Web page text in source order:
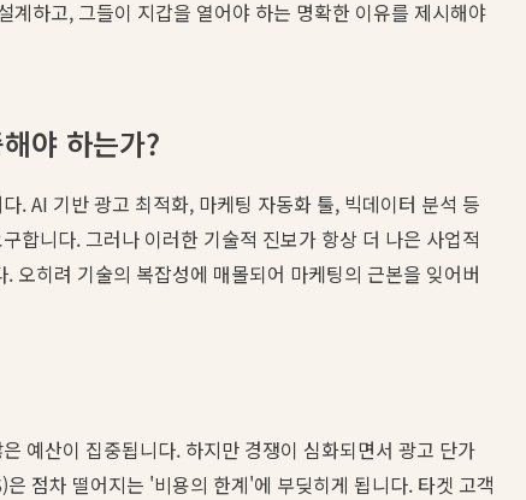
계하고, 그들이 지갑을 열어야 하는 명확한 이유를 제시해야
야 하는가?
. AI 기반 광고 최적화, 마케팅 자동화 툴, 빅데이터 분석 등
합니다. 그러나 이러한 기술적 진보가 항상 더 나은 사업적
오히려 기술의 복잡성에 매몰되어 마케팅의 근본을 잊어버
예산이 집중됩니다. 하지만 경쟁이 심화되면서 광고 단가
점차 떨어지는 '비용의 한계'에 부딪히게 됩니다. 타겟 고객